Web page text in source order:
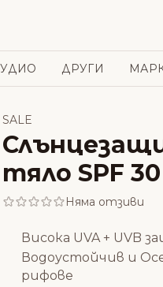
ДРУГИ
SALE
тяло SPF
Няма отзиви
Висока UVA + UVB
Водоустойчив и
рифове